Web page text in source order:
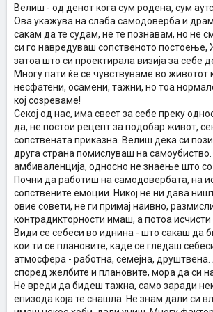
Велиш - од денот кога сум родена, сум
Ова укажува на слаба самодоверба и
сакам да те судам, не те познавам, но не
си го навредуваш сопственото постоење,
затоа што си проектирала визија за себе
Многу пати ќе се чувствуваме во животот
несфатени, осамени, тажни, но тоа
кој созреваме!
Секој од нас, има свест за себе преку
да, не постои рецепт за подобар живот,
сопствената приказна. Велиш дека си
друга страна помислуваш на самоубиство.
амбиваленција, односно не знаење што со
Почни да работиш на самодовербата, на
сопствените емоции. Никој не ни дава
овие совети, не ги примај наивно,
контрадикторности имаш, а потоа исчисти
Види се себеси во иднина - што сакаш да
кои ти се плановите, каде се гледаш
атмосфера - работна, семејна, друштвена.
според желбите и плановите, мора да си
Не вреди да бидеш тажна, само заради
епизода која те снашла. Не знам дали си